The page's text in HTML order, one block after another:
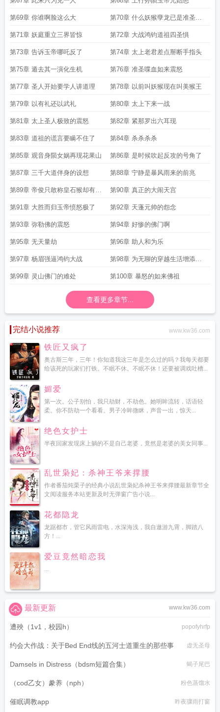
第69章 你谁啊脸这么大 第70章 什么妖猴孽龙已是准圣修
为
第71章 妖庭重立三界皆惊 第72章 大战鸿钧道祖四圣惧
第73章 告诉玉帝哪吒反了 第74章 太上老君差点掰断手指头
第75章 遁去其一演化生机 第76章 准圣喋血如来震怒
第77章 圣人开始要学人讲道理 第78章 以前叫妖猴现在叫美猴王
第79章 以有礼还以武礼 第80章 太上下来一战
第81章 太上圣人极致的震怒 第82章 紧那罗出六耳现
第83章 道祖的谎言要瞒不住了 第84章 杀杀杀杀
第85章 观音身陨女娲再现花果山 第86章 是时候吹起反攻的号角了
第87章 三千大道伴身的设想 第88章 宁静是暴风雨来的前兆
第89章 帝俊只敢称皇石猴却有妖
帝之资
第90章 真正的大闹天宫
第91章 大胜而归玉帝愤怒极了 第92章 天蓬元帅的怨念
第93章 弥勒佛的震怒 第94章 好惨的佛门啊
第95章 无天量劫 第96章 助人和为乐
第97章 杨眉强逼鸿钧大战 第98章 为无聊的穿越生活增添乐
趣
第99章 灵山佛门的难处 第100章 暴怒的如来佛祖
查看更多章节...
完结小说推荐 www.kw36.com
铁匠又疯了
奥古斯三年，三年！你知道我这三年是怎么过的吗？我每天都要
给该死的玩家们打铁。不眠不休。不眠不休！还要被调戏吐槽...
媚爱
第一次。公子别怕，我只劫财，不劫色。她明眸流转，话语轻
柔。你不防劫一个看看。男子冷眸微眯，声音一出，惊天...
绝色女护士
半夜回家发现床上躺的不是自己老婆，竟然是老婆的美女同事...
乱世枭妃：杀神王爷来撑腰
作者番茄炖栗子的经典小说乱世枭妃杀神王爷来撑腰最新章节全
文阅读服务本站更新及时无弹窗广告小说...
花都隐龙
龙踞都市，管它风雨雷电，水深海浅，我自遨游九霄，脚踏八
方！...
爱豆竟然暗恋我
...
www.kw36.com
最新更新
遭殃（1v1，校园h） popofyhrfp
约会大作战：关于Bed End线的五河士道重生的那些事 虚无圣母
Damsels in Distress（bdsm短篇合集） 蝎子尾巴
（cod乙女）豢养（nph） 粉色蒸馏水
催眠调教app 昨夜骤雨打窗